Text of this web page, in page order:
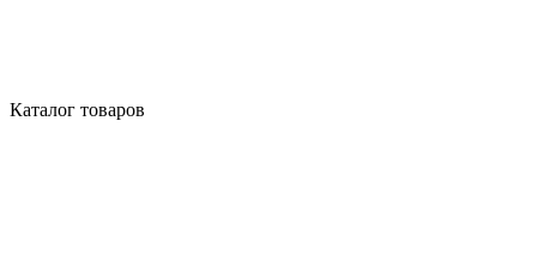
Каталог товаров